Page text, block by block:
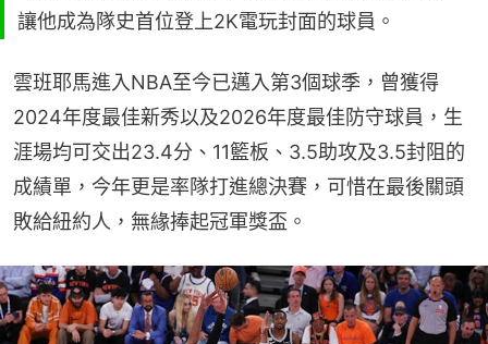
讓他成為隊史首位登上2K電玩封面的球員。
雲班耶馬進入NBA至今已邁入第3個球季，曾獲得
2024年度最佳新秀以及2026年度最佳防守球員，生
涯場均可交出23.4分、11籃板、3.5助攻及3.5封阻的
成績單，今年更是率隊打進總決賽，可惜在最後關頭
敗給紐約人，無緣捧起冠軍獎盃。